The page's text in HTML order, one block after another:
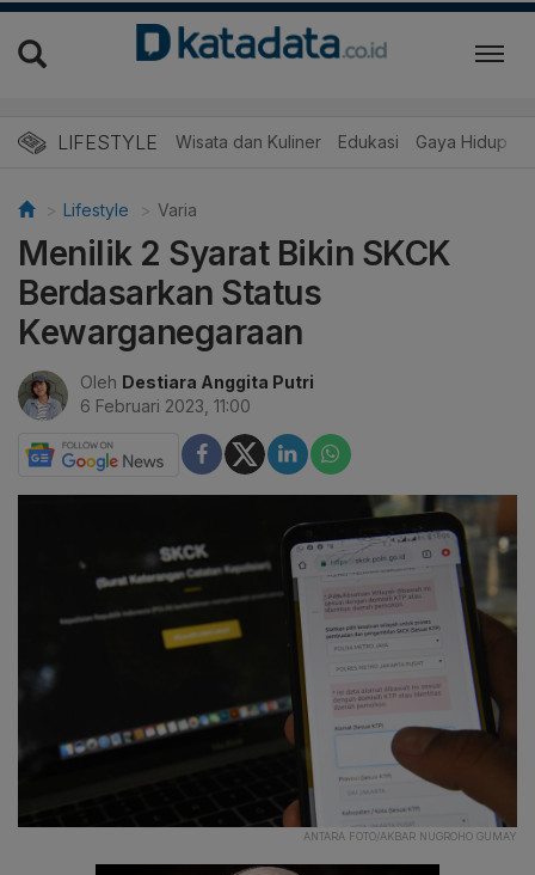
LIFESTYLE Wisata dan Kuliner Edukasi Gaya Hidup
Lifestyle Varia
Menilik 2 Syarat Bikin SKCK
Berdasarkan Status
Kewarganegaraan
Oleh Destiara Anggita Putri
6 Februari 2023, 11:00
ANTARA FOTO/AKBAR NUGROHO GUMAY